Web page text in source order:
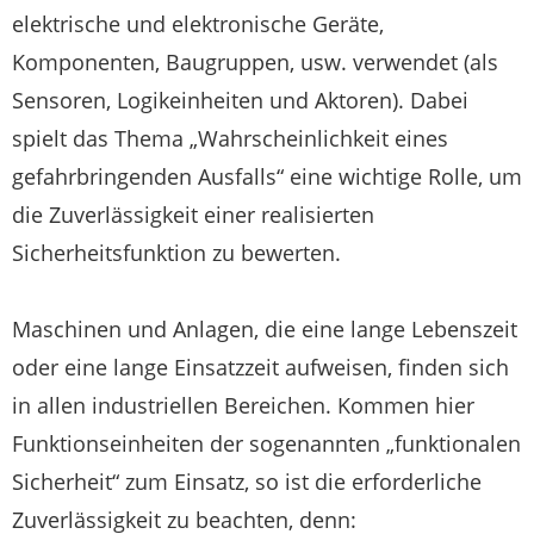
elektrische und elektronische Geräte,
Komponenten, Baugruppen, usw. verwendet (als
Sensoren, Logikeinheiten und Aktoren). Dabei
spielt das Thema „Wahrscheinlichkeit eines
gefahrbringenden Ausfalls“ eine wichtige Rolle, um
die Zuverlässigkeit einer realisierten
Sicherheitsfunktion zu bewerten.
Maschinen und Anlagen, die eine lange Lebenszeit
oder eine lange Einsatzzeit aufweisen, finden sich
in allen industriellen Bereichen. Kommen hier
Funktionseinheiten der sogenannten „funktionalen
Sicherheit“ zum Einsatz, so ist die erforderliche
Zuverlässigkeit zu beachten, denn: